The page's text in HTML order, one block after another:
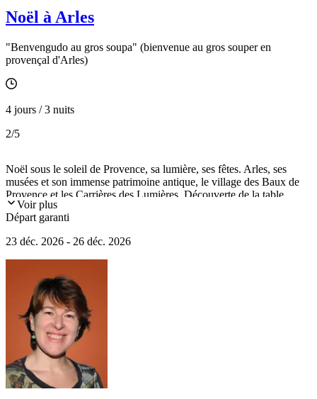
Noël à Arles
"Benvengudo au gros soupa" (bienvenue au gros souper en
provençal d'Arles)
4 jours / 3 nuits
2/5
Noël sous le soleil de Provence, sa lumière, ses fêtes. Arles, ses
musées et son immense patrimoine antique, le village des Baux de
Provence et les Carrières des Lumières. Découverte de la table
traditionnelle de réveillon de Noël avec le "gros souper" et ses treize
desserts... et bien sûr, la tradition des santons !
Voir plus
Départ garanti
23 déc. 2026 - 26 déc. 2026